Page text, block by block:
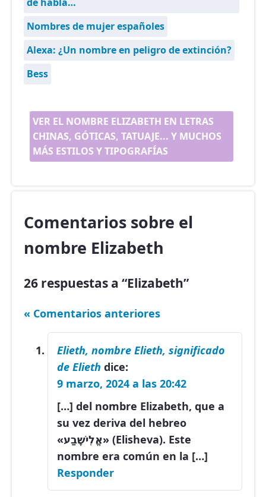
Nombres de mujer españoles
Alexa: ¿Un nombre en peligro de extinción?
Bess
VER EL NOMBRE ELIZABETH EN LETRAS
CHINAS, GÓTICAS, TATUAJE... Y MUCHOS
MÁS ESTILOS Y TIPOGRAFÍAS
Comentarios sobre el
nombre Elizabeth
26 respuestas a “Elizabeth”
« Comentarios anteriores
Elieth, nombre Elieth, significado
de Elieth dice:
9 marzo, 2024 a las 20:42
[…] del nombre Elizabeth, que a
su vez deriva del hebreo
«אֱלִישֶׁבַע» (Elisheva). Este
nombre era común en la […]
Responder